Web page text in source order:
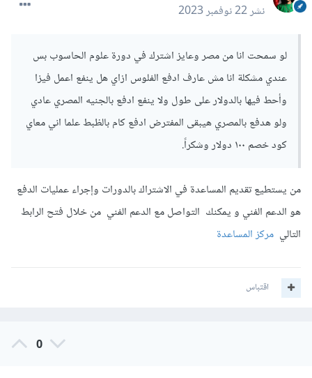
نشر22 نوفمبر 2023
لو سمحت انا من مصر وعايز اشترك في دورة علوم الحاسوب بس
عندي مشكلة انا مش عارف ادفع الفلوس ازاي هل ينفع اعمل فيزا
وأحط فيها بالدولار على طول ولا ينفع ادفع بالجنيه المصري عادي
ولو هدفع بالمصري هيبقى المفترض ادفع كام بالظبط علما اني معاي
كود خصم ١٠٠ دولار وشكراً.
من يستطيع تقديم المساعدة في الاشتراك بالدورات وإجراء عمليات الدفع
هو الدعم الفني و يمكنك التواصل مع الدعم الفني من خلال فتح الرابط
التالي مركز المساعدة
اقتباس
0